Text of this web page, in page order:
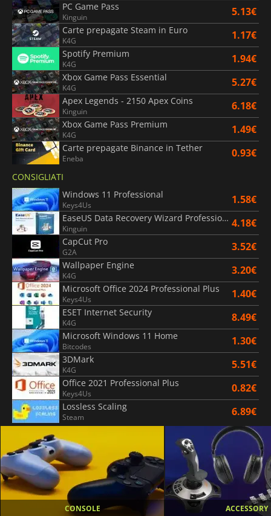
PC Game Pass
Kinguin 5.13€
Carte prepagate Steam in Euro
K4G 1.17€
Spotify Premium
K4G 1.94€
Xbox Game Pass Essential
K4G 5.27€
Apex Legends - 2150 Apex Coins
Kinguin 6.18€
Xbox Game Pass Premium
K4G 1.49€
Carte prepagate Binance in Tether
Eneba 0.93€
CONSIGLIATI
Windows 11 Professional
Keys4Us 1.58€
EaseUS Data Recovery Wizard Professional
Kinguin 4.18€
CapCut Pro
G2A 3.52€
Wallpaper Engine
K4G 3.20€
Microsoft Office 2024 Professional Plus
Keys4Us 1.40€
ESET Internet Security
K4G 8.49€
Microsoft Windows 11 Home
Bitcodes 1.30€
3DMark
K4G 5.51€
Office 2021 Professional Plus
Keys4Us 0.82€
Lossless Scaling
Steam 6.89€
R
CONSOLE ACCESSORY